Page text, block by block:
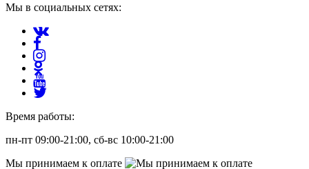
Мы в социальных сетях:
Время работы:
пн-пт 09:00-21:00, сб-вс 10:00-21:00
Мы принимаем к оплате